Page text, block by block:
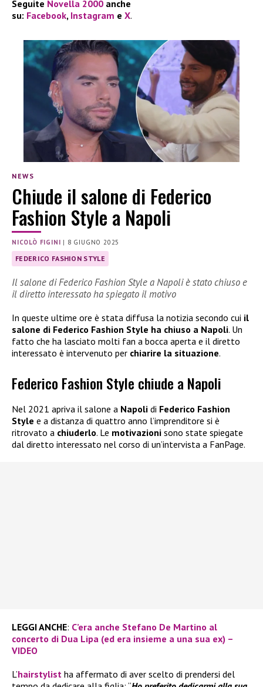
Seguite Novella 2000 anche
su: Facebook, Instagram e X.
NEWS
Chiude il salone di Federico
Fashion Style a Napoli
NICOLÒ FIGINI | 8 GIUGNO 2025
FEDERICO FASHION STYLE
Il salone di Federico Fashion Style a Napoli è stato chiuso e
il diretto interessato ha spiegato il motivo
In queste ultime ore è stata diffusa la notizia secondo cui il
salone di Federico Fashion Style ha chiuso a Napoli. Un
fatto che ha lasciato molti fan a bocca aperta e il diretto
interessato è intervenuto per chiarire la situazione.
Federico Fashion Style chiude a Napoli
Nel 2021 apriva il salone a Napoli di Federico Fashion
Style e a distanza di quattro anno l’imprenditore si è
ritrovato a chiuderlo. Le motivazioni sono state spiegate
dal diretto interessato nel corso di un’intervista a FanPage.
LEGGI ANCHE: C’era anche Stefano De Martino al
concerto di Dua Lipa (ed era insieme a una sua ex) –
VIDEO
L’hairstylist ha affermato di aver scelto di prendersi del